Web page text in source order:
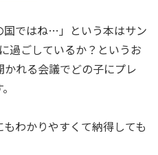
国ではね…」という本はサン
過ごしているか？というお
れる会議でどの子にプレ
わかりやすくて納得しても